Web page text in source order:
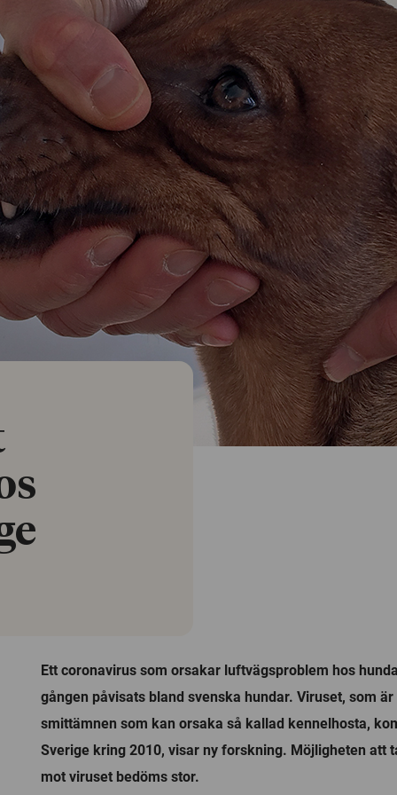
Ett coronavirus som orsakar luftvägsproblem hos
gången påvisats bland svenska hundar. Viruset, som
smittämnen som kan orsaka så kallad kennelhosta,
Sverige kring 2010, visar ny forskning. Möjligheten att
mot viruset bedöms stor.